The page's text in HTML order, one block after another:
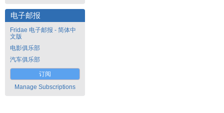
电子邮报
Fridae 电子邮报 - 简体中
文版
电影俱乐部
汽车俱乐部
订阅
Manage Subscriptions